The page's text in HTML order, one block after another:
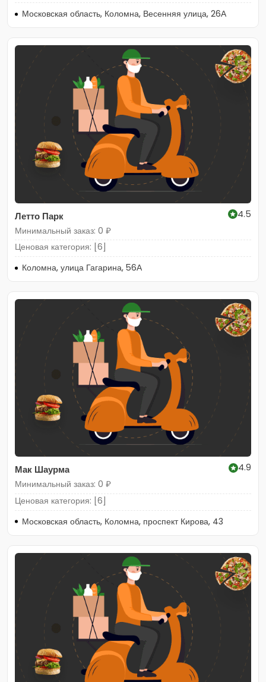
Московская область, Коломна, Весенняя улица, 26А
Летто Парк
4.5
Минимальный заказ: 0 ₽
Ценовая категория: [6]
Коломна, улица Гагарина, 56А
Мак Шаурма
4.9
Минимальный заказ: 0 ₽
Ценовая категория: [6]
Московская область, Коломна, проспект Кирова, 43